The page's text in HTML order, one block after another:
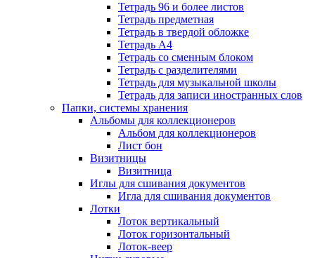
Тетрадь 96 и более листов
Тетрадь предметная
Тетрадь в твердой обложке
Тетрадь А4
Тетрадь со сменным блоком
Тетрадь с разделителями
Тетрадь для музыкальной школы
Тетрадь для записи иностранных слов
Папки, системы хранения
Альбомы для коллекционеров
Альбом для коллекционеров
Лист бон
Визитницы
Визитница
Иглы для сшивания документов
Игла для сшивания документов
Лотки
Лоток вертикальный
Лоток горизонтальный
Лоток-веер